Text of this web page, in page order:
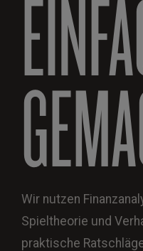
Wir nutzen
Spieltheorie und
praktische